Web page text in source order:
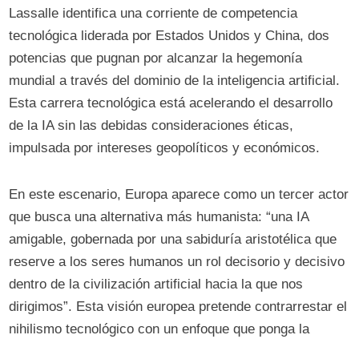
Lassalle identifica una corriente de competencia
tecnológica liderada por Estados Unidos y China, dos
potencias que pugnan por alcanzar la hegemonía
mundial a través del dominio de la inteligencia artificial.
Esta carrera tecnológica está acelerando el desarrollo
de la IA sin las debidas consideraciones éticas,
impulsada por intereses geopolíticos y económicos.
En este escenario, Europa aparece como un tercer actor
que busca una alternativa más humanista: “una IA
amigable, gobernada por una sabiduría aristotélica que
reserve a los seres humanos un rol decisorio y decisivo
dentro de la civilización artificial hacia la que nos
dirigimos”. Esta visión europea pretende contrarrestar el
nihilismo tecnológico con un enfoque que ponga la